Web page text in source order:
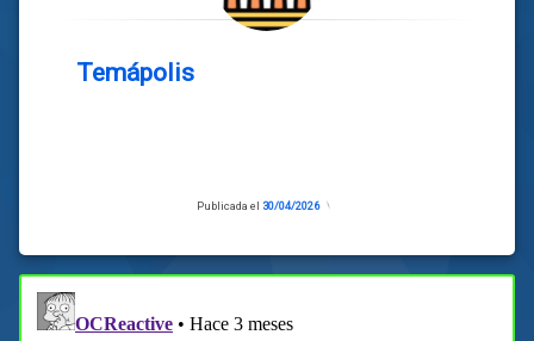
Temápolis
Publicada el 30/04/2026